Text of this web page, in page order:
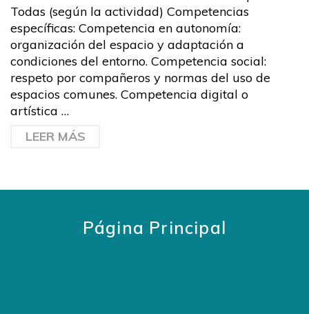
Todas (según la actividad) Competencias
específicas: Competencia en autonomía:
organización del espacio y adaptación a
condiciones del entorno. Competencia social:
respeto por compañeros y normas del uso de
espacios comunes. Competencia digital o
artística …
LEER MÁS
Página Principal